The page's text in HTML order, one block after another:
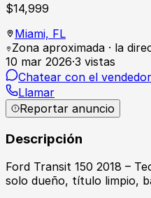
$14,999
Miami, FL
Zona aproximada · la
10 mar 2026·3 vistas
Chatear con el vendedor
Llamar
Reportar anuncio
Descripción
Ford Transit 150 2018 –
solo dueño, título limpio,